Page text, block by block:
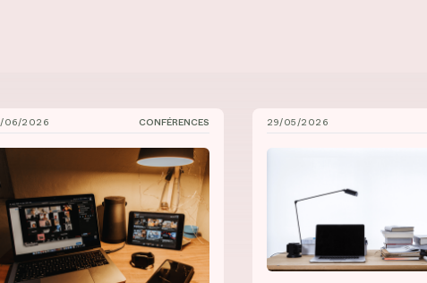
à l’UQO
en ligne de la conférence de Clémentine Deliss : « Vers un
06/2026 CONFÉRENCES Appel à contribution :
29/05/2026